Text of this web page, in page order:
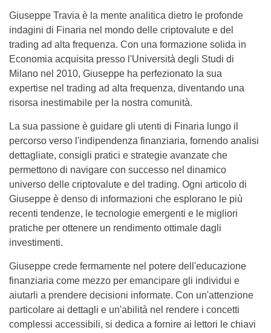
Giuseppe Travia è la mente analitica dietro le profonde
indagini di Finaria nel mondo delle criptovalute e del
trading ad alta frequenza. Con una formazione solida in
Economia acquisita presso l'Università degli Studi di
Milano nel 2010, Giuseppe ha perfezionato la sua
expertise nel trading ad alta frequenza, diventando una
risorsa inestimabile per la nostra comunità.
La sua passione è guidare gli utenti di Finaria lungo il
percorso verso l'indipendenza finanziaria, fornendo analisi
dettagliate, consigli pratici e strategie avanzate che
permettono di navigare con successo nel dinamico
universo delle criptovalute e del trading. Ogni articolo di
Giuseppe è denso di informazioni che esplorano le più
recenti tendenze, le tecnologie emergenti e le migliori
pratiche per ottenere un rendimento ottimale dagli
investimenti.
Giuseppe crede fermamente nel potere dell'educazione
finanziaria come mezzo per emancipare gli individui e
aiutarli a prendere decisioni informate. Con un'attenzione
particolare ai dettagli e un'abilità nel rendere i concetti
complessi accessibili, si dedica a fornire ai lettori le chiavi